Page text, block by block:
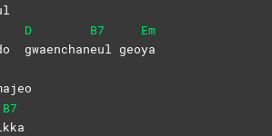
D
gwaenchan
B7
eul geo
Em
ya
B7
kka